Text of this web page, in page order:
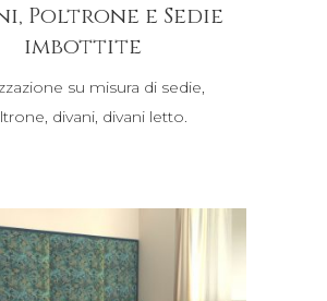
Poltrone e Sedie
imbottite
su misura di sedie,
divani, divani letto.